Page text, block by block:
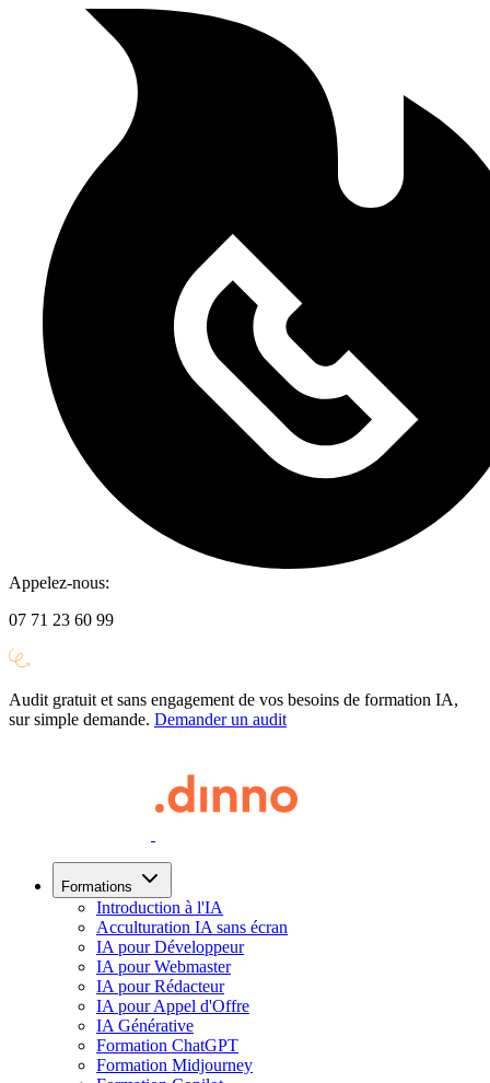
Appelez-nous:
07 71 23 60 99
Audit gratuit et sans engagement de vos besoins de formation IA,
sur simple demande. Demander un audit
Formations
Introduction à l'IA
Acculturation IA sans écran
IA pour Développeur
IA pour Webmaster
IA pour Rédacteur
IA pour Appel d'Offre
IA Générative
Formation ChatGPT
Formation Midjourney